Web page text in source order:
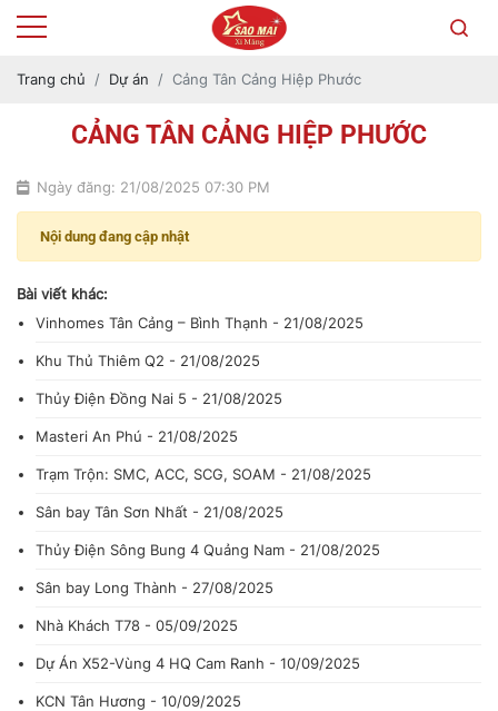
Trang chủ Dự án Cảng Tân Cảng Hiệp Phước
CẢNG TÂN CẢNG HIỆP PHƯỚC
Ngày đăng: 21/08/2025 07:30 PM
Nội dung đang cập nhật
Bài viết khác:
Vinhomes Tân Cảng – Bình Thạnh - 21/08/2025
Khu Thủ Thiêm Q2 - 21/08/2025
Thủy Điện Đồng Nai 5 - 21/08/2025
Masteri An Phú - 21/08/2025
Trạm Trộn: SMC, ACC, SCG, SOAM - 21/08/2025
Sân bay Tân Sơn Nhất - 21/08/2025
Thủy Điện Sông Bung 4 Quảng Nam - 21/08/2025
Sân bay Long Thành - 27/08/2025
Nhà Khách T78 - 05/09/2025
Dự Án X52-Vùng 4 HQ Cam Ranh - 10/09/2025
KCN Tân Hương - 10/09/2025